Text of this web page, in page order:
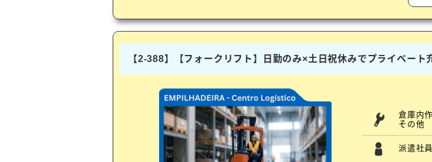
【2-388】【フォークリフト】日勤のみ×土日祝休みでプライベー
倉庫内
その他
派遣社員